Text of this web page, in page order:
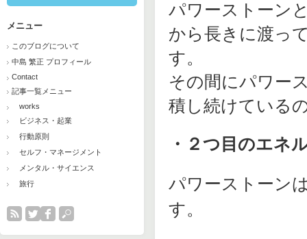
メニュー
このブログについて
中島 繁正 プロフィール
Contact
記事一覧メニュー
works
ビジネス・起業
行動原則
セルフ・マネージメント
メンタル・サイエンス
旅行
パワーストーン
から長きに渡っ
す。
その間にパワー
積し続けている
・２つ目のエネ
パワーストーン
す。